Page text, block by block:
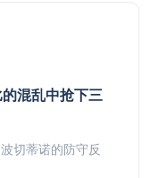
混乱中抢下三
切蒂诺的防守反